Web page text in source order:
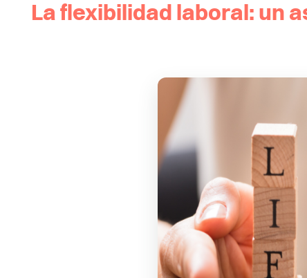
La flexibilidad laboral: un